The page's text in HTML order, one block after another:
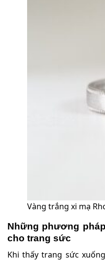
Vàng trắng xi mạ
Những phương
cho trang sức
Khi thấy trang sức